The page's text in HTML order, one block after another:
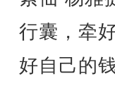
行囊，牵
好自己的